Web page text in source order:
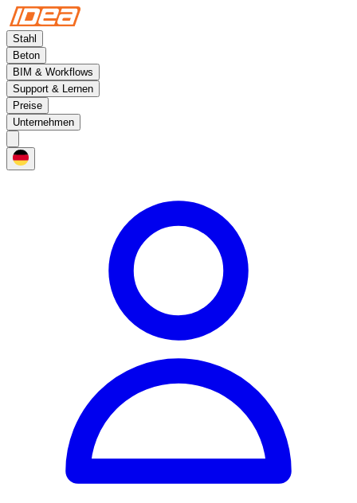
Stahl
Beton
BIM & Workflows
Support & Lernen
Preise
Unternehmen